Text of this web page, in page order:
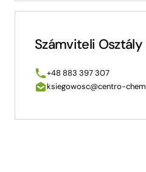
Számviteli Osztály
+48 883 397 307
ksiegowosc@centro-